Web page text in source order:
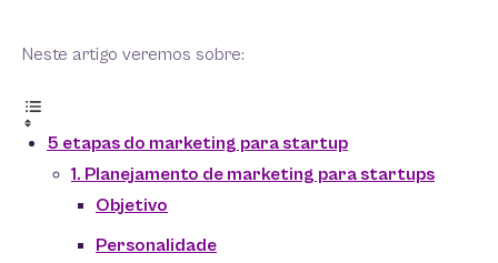
Neste artigo veremos sobre:
5 etapas do marketing para startup
1. Planejamento de marketing para startups
Objetivo
Personalidade